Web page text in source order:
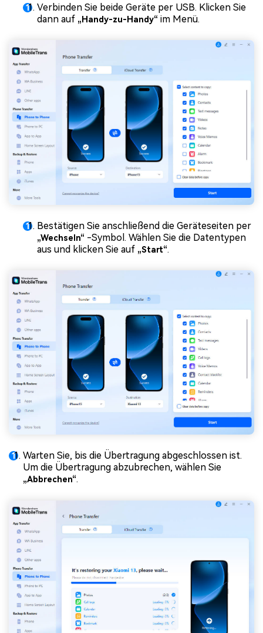
Verbinden Sie beide Geräte per USB. Klicken Sie
dann auf „Handy-zu-Handy“ im Menü.
Bestätigen Sie anschließend die Geräteseiten per
„Wechseln“ -Symbol. Wählen Sie die Datentypen
aus und klicken Sie auf „Start“.
Warten Sie, bis die Übertragung abgeschlossen ist.
Um die Übertragung abzubrechen, wählen Sie
„Abbrechen“.